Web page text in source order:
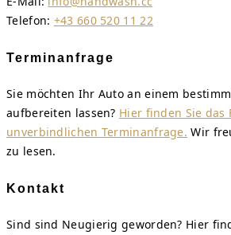
Telefon: +43 660 520 11 22
Terminanfrage
Sie möchten Ihr Auto an einem
aufbereiten lassen? Hier finden Sie das
unverbindlichen Terminanfrage. Wir
zu lesen.
Kontakt
Sind sind Neugierig geworden? Hier